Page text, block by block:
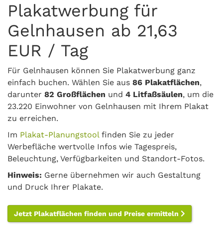
Plakatwerbung für
Gelnhausen ab 21,63
EUR / Tag
Für Gelnhausen können Sie Plakatwerbung ganz
einfach buchen. Wählen Sie aus 86 Plakatflächen,
darunter 82 Großflächen und 4 Litfaßsäulen, um die
23.220 Einwohner von Gelnhausen mit Ihrem Plakat
zu erreichen.
Im Plakat-Planungstoolfinden Sie zu jeder
Werbefläche wertvolle Infos wie Tagespreis,
Beleuchtung, Verfügbarkeiten und Standort-Fotos.
Hinweis: Gerne übernehmen wir auch Gestaltung
und Druck Ihrer Plakate.
Jetzt Plakatflächen finden und Preise ermitteln